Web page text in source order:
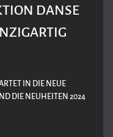
DANSE
IN DIE NEUE
DIE NEUHEITEN 2024